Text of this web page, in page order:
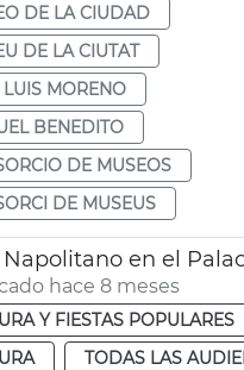
DE LA CIUDAD
DE LA CIUTAT
LUIS MORENO
BENEDITO
DE MUSEOS
DE MUSEUS
hace 8 meses
Y FIESTAS POPULARES
TODAS LAS